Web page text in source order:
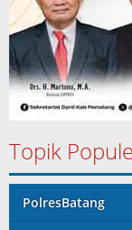
Topik
PolresBatang